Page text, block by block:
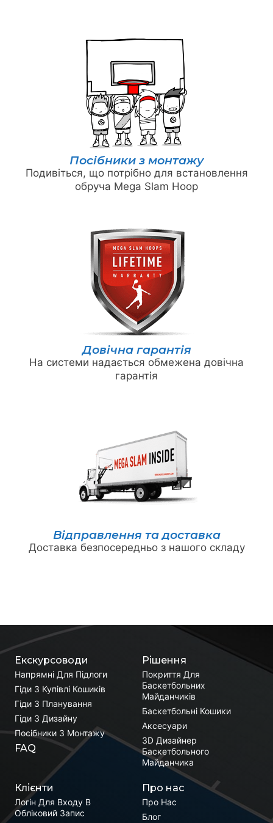
Посібники з монтажу
Подивіться, що потрібно для встановлення
обруча Mega Slam Hoop
Довічна гарантія
На системи надається обмежена довічна
гарантія
Відправлення та доставка
Доставка безпосередньо з нашого складу
Рішення
Покриття Для
Баскетбольних
Майданчиків
Баскетбольні Кошики
Аксесуари
3D Дизайнер
Баскетбольного
Майданчика
Екскурсоводи
Напрямні Для Підлоги
Гіди З Купівлі Кошиків
Гіди З Планування
Гіди З Дизайну
Посібники З Монтажу
FAQ
Клієнти
Логін Для Входу В
Обліковий Запис
Про нас
Про Нас
Блог